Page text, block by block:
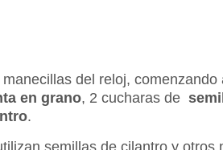
del reloj,
en grano, 2 cucharas de
.
semillas de cilantro y otros